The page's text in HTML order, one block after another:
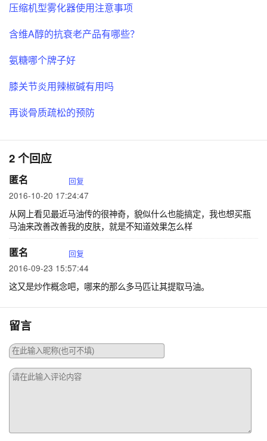
压缩机型雾化器使用注意事项
含维A醇的抗衰老产品有哪些？
氨糖哪个牌子好
膝关节炎用辣椒碱有用吗
再谈骨质疏松的预防
2 个回应
匿名 回复
2016-10-20 17:24:47
从网上看见最近马油传的很神奇，貌似什么也能搞定，我也想买瓶
马油来改善改善我的皮肤，就是不知道效果怎么样
匿名 回复
2016-09-23 15:57:44
这又是炒作概念吧，哪来的那么多马匹让其提取马油。
留言